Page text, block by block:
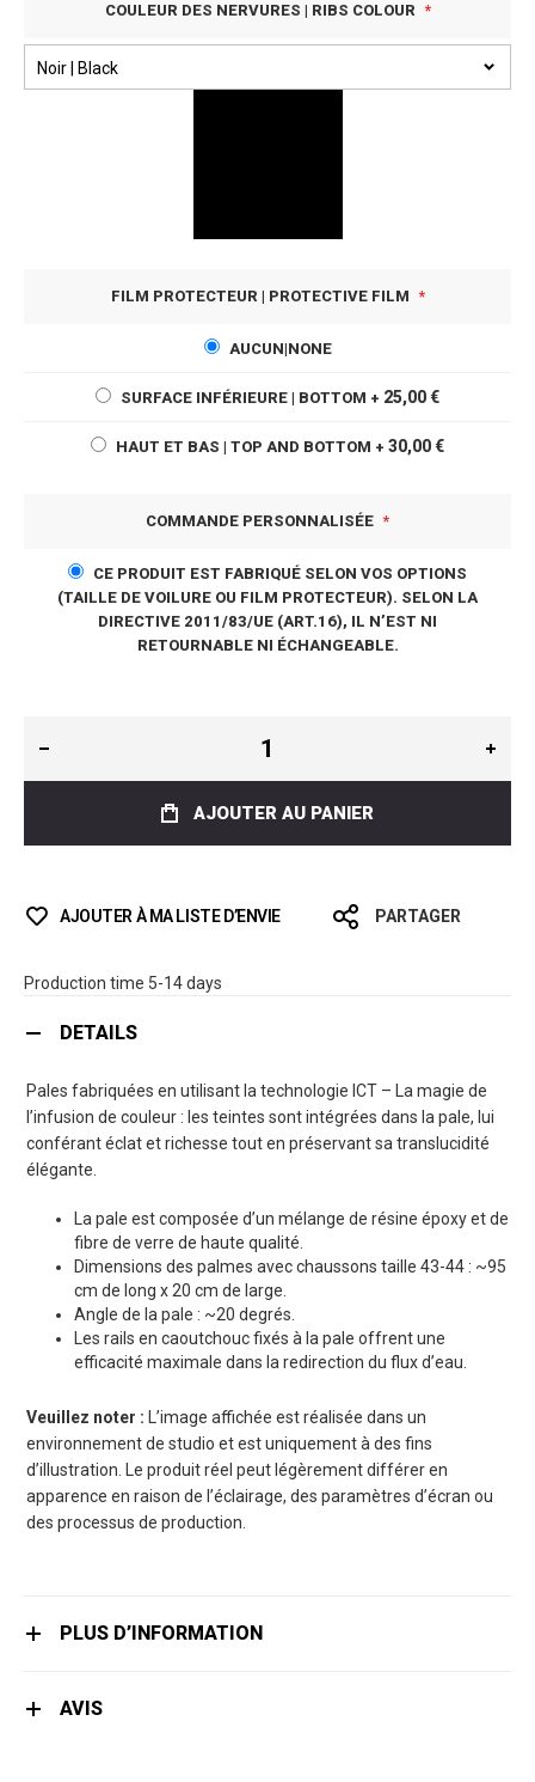
COULEUR DES NERVURES | RIBS COLOUR
FILM PROTECTEUR | PROTECTIVE FILM
AUCUN|NONE
SURFACE INFÉRIEURE | BOTTOM + 25,00 €
HAUT ET BAS | TOP AND BOTTOM + 30,00 €
COMMANDE PERSONNALISÉE
CE PRODUIT EST FABRIQUÉ SELON VOS OPTIONS
(TAILLE DE VOILURE OU FILM PROTECTEUR). SELON LA
DIRECTIVE 2011/83/UE (ART.16), IL N’EST NI
RETOURNABLE NI ÉCHANGEABLE.
AJOUTER AU PANIER
AJOUTER À MA LISTE D’ENVIE PARTAGER
Production time 5-14 days
DETAILS
Pales fabriquées en utilisant la technologie ICT – La magie de
l’infusion de couleur : les teintes sont intégrées dans la pale, lui
conférant éclat et richesse tout en préservant sa translucidité
élégante.
La pale est composée d’un mélange de résine époxy et de
fibre de verre de haute qualité.
Dimensions des palmes avec chaussons taille 43-44 : ~95
cm de long x 20 cm de large.
Angle de la pale : ~20 degrés.
Les rails en caoutchouc fixés à la pale offrent une
efficacité maximale dans la redirection du flux d’eau.
Veuillez noter : L’image affichée est réalisée dans un
environnement de studio et est uniquement à des fins
d’illustration. Le produit réel peut légèrement différer en
apparence en raison de l’éclairage, des paramètres d’écran ou
des processus de production.
PLUS D’INFORMATION
AVIS